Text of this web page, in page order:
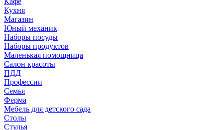
Кухня
Магазин
Юный механик
Наборы посуды
Наборы продуктов
Маленькая помощница
Салон красоты
ПДД
Профессии
Семья
Ферма
Мебель для детского сада
Столы
Cтулья